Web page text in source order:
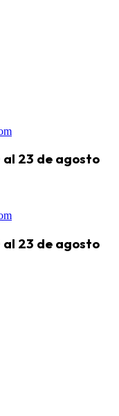
al 23 de agosto
al 23 de agosto